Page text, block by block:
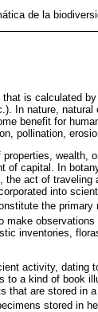
de la
is calculated
In nature,
benefit for
pollination,
wealth,
of capital. In
act of
into
the
inventories,
activity, dating
to a kind of book
that are stored in
stored in